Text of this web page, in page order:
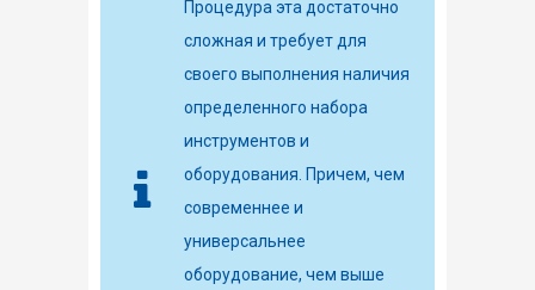
Процедура эта достаточно
сложная и требует для
своего выполнения наличия
определенного набора
инструментов и
оборудования. Причем, чем
современнее и
универсальнее
оборудование, чем выше